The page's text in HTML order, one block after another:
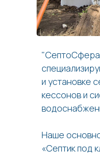
и установке
кессонов и
Наше
«Септик под